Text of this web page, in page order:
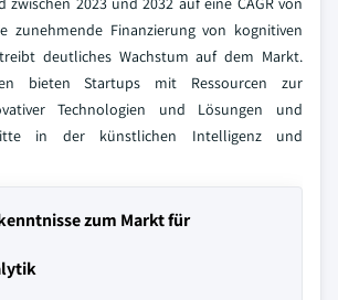
zunehmende Finanzierung von kognitiven
deutliches Wachstum auf dem Markt.
bieten Startups mit Ressourcen zur
Technologien und Lösungen und
in der künstlichen Intelligenz und
zum Markt für